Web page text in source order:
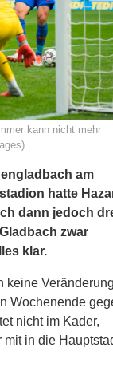
kann nicht mehr
am
hatte
dann jedoch
zwar
klar.
keine
Wochenende
nicht im Kader,
in die